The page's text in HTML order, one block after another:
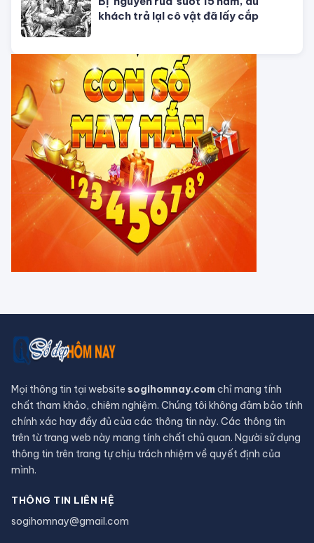
trong chi tiêu
CHUYỆN TÂM LINH
Tháng 7 Cô hồn đâu chỉ có vận xui,
Thần Tài âm thầm gõ cửa tuổi Mùi,
dễ dàng phát tài
Vì sao 4 lờI tiên tri của ngườI Maya
đều ứng nghiệm, chỉ có ngày tận thế
là vô hiệu?
khách trả lạI cô vật đã lấy cắp